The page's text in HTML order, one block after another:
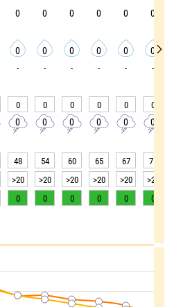
0 0 0 0 0 0
0 0 0 0 0 0
- - - - - -
0 0 0 0 0 0
0 0 0 0 0 0
48 54 60 65 67 75
>20 >20 >20 >20 >20 >20
0 0 0 0 0 0